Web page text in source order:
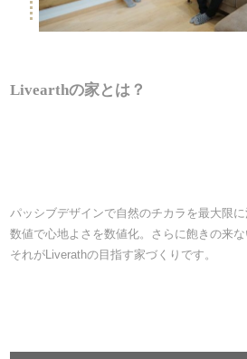
Livearthの家とは？
パッシブデザインで自然のチカラを最大限に
数値で心地よさを数値化。さらに飽きの来
それがLiverathの目指す家づくりです。